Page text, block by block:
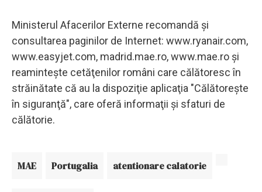
Ministerul Afacerilor Externe recomandă şi
consultarea paginilor de Internet: www.ryanair.com,
www.easyjet.com, madrid.mae.ro, www.mae.ro şi
reaminteşte cetăţenilor români care călătoresc în
străinătate că au la dispoziţie aplicaţia "Călătoreşte
în siguranţă", care oferă informaţii şi sfaturi de
călătorie.
MAE Portugalia atentionare calatorie